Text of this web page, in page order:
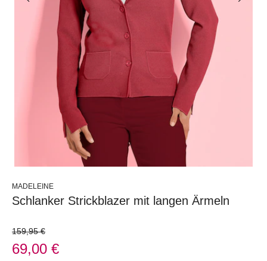
MADELEINE
Schlanker Strickblazer mit langen Ärmeln
159,95 €
69,00 €